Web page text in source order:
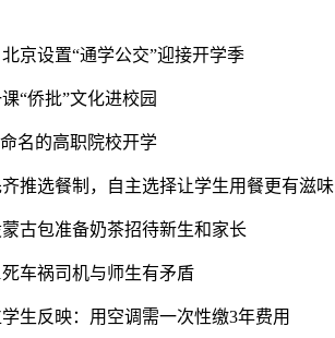
京设置“通学公交”迎接开学季
“侨批”文化进校园
名的高职院校开学
推选餐制，自主选择让学生用餐更有滋味
古包准备奶茶招待新生和家长
车祸司机与师生有矛盾
生反映：用空调需一次性缴3年费用